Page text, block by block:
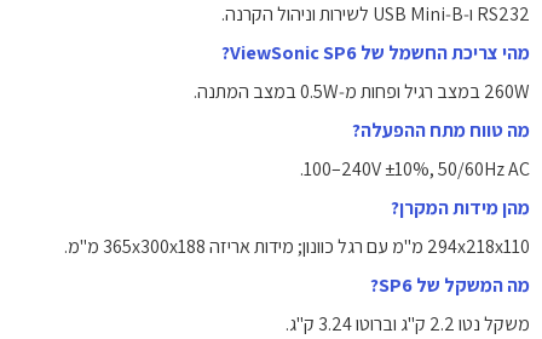
RS232 ו‑USB Mini‑B לשירות וניהול הקרנה.
מהי צריכת החשמל של ViewSonic SP6?
‎260W‎ במצב רגיל ופחות מ‑‎0.5W‎ במצב המתנה.
מה טווח מתח ההפעלה?
‎100–240V‎ ‎±10%‎, ‎50/60Hz‎ AC.
מהן מידות המקרן?
‎294x218x110‎ מ"מ עם רגל כוונון; מידות אריזה ‎365x300x188‎ מ"מ.
מה המשקל של SP6?
משקל נטו ‎2.2‎ ק"ג וברוטו ‎3.24‎ ק"ג.